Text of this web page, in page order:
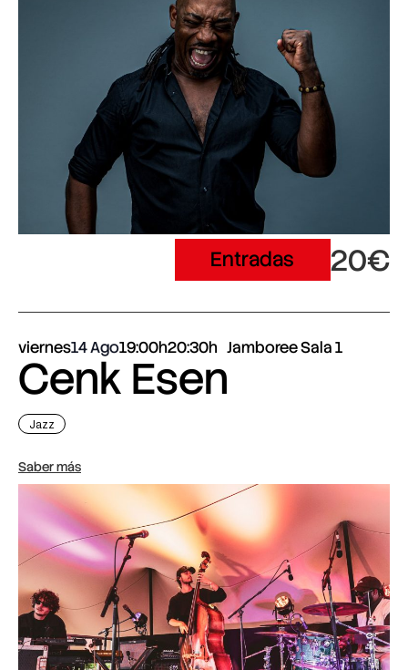
Entradas 20€
viernes14 Ago19:00h20:30h Jamboree Sala 1
Cenk Esen
Jazz
Saber más